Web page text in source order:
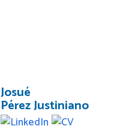
Josué
Pérez Justiniano